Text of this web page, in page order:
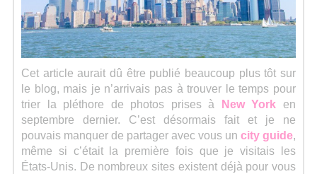
Séries
Map
Cet article aurait dû être publié beaucoup plus tôt sur
le blog, mais je n’arrivais pas à trouver le temps pour
trier la pléthore de photos prises à New York en
septembre dernier. C’est désormais fait et je ne
pouvais manquer de partager avec vous un city guide,
même si c’était la première fois que je visitais les
États-Unis. De nombreux sites existent déjà pour vous